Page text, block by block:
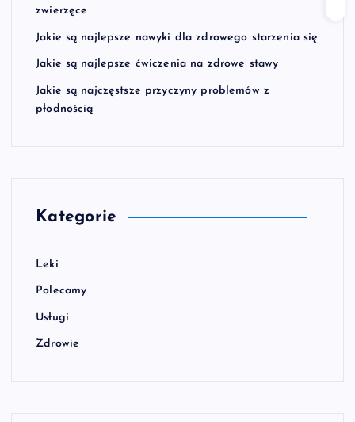
zwierzęce
Jakie są najlepsze nawyki dla zdrowego starzenia się
Jakie są najlepsze ćwiczenia na zdrowe stawy
Jakie są najczęstsze przyczyny problemów z
płodnością
Kategorie
Leki
Polecamy
Usługi
Zdrowie